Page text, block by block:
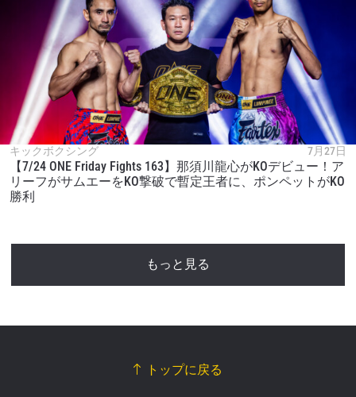
キックボクシング 7月27日
【7/24 ONE Friday Fights 163】那須川龍心がKOデビュー！ア
リーフがサムエーをKO撃破で暫定王者に、ポンペットがKO
勝利
もっと見る
トップに戻る